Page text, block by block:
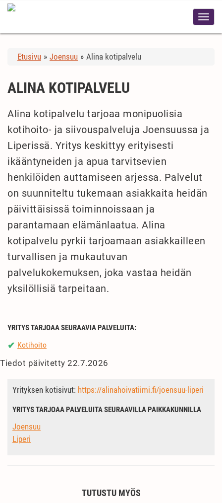
Etusivu » Joensuu » Alina kotipalvelu
ALINA KOTIPALVELU
Alina kotipalvelu tarjoaa monipuolisia
kotihoito- ja siivouspalveluja Joensuussa ja
Liperissä. Yritys keskittyy erityisesti
ikääntyneiden ja apua tarvitsevien
henkilöiden auttamiseen arjessa. Palvelut
on suunniteltu tukemaan asiakkaita heidän
päivittäisissä toiminnoissaan ja
parantamaan elämänlaatua. Alina
kotipalvelu pyrkii tarjoamaan asiakkailleen
turvallisen ja mukautuvan
palvelukokemuksen, joka vastaa heidän
yksilöllisiä tarpeitaan.
YRITYS TARJOAA SEURAAVIA PALVELUITA:
✔ Kotihoito
Tiedot päivitetty 22.7.2026
Yrityksen kotisivut: https://alinahoivatiimi.fi/joensuu-liperi
YRITYS TARJOAA PALVELUITA SEURAAVILLA PAIKKAKUNNILLA
Joensuu
Liperi
TUTUSTU MYÖS